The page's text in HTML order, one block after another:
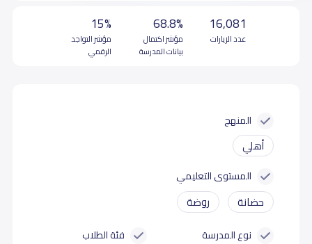
16,081
عدد الزيارات
68.8%
مؤشر اكتمال
بيانات المدرسة
15%
مؤشر التواجد
الرقمي
المنهج
أهلي
المستوى التعليمي
حضانة روضة
نوع المدرسة فئة الطلاب